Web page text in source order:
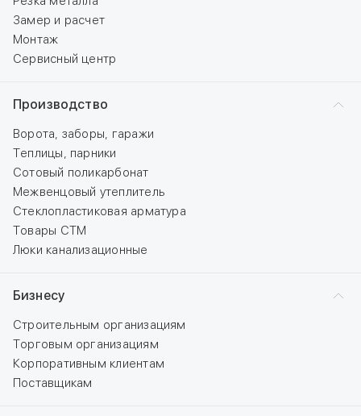
Замер и расчет
Монтаж
Сервисный центр
Производство
Ворота, заборы, гаражи
Теплицы, парники
Сотовый поликарбонат
Межвенцовый утеплитель
Стеклопластиковая арматура
Товары СТМ
Люки канализационные
Бизнесу
Строительным организациям
Торговым организациям
Корпоративным клиентам
Поставщикам